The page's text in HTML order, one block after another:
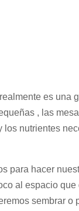
es una
, las
los nutrientes
para hacer
al espacio
sembrar